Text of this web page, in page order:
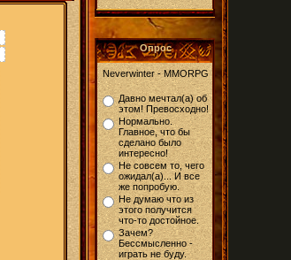
Опрос
Neverwinter - MMORPG
Давно мечтал(а) об
этом! Превосходно!
Нормально.
Главное, что бы
сделано было
интересно!
Не совсем то, чего
ожидал(а)... И все
же попробую.
Не думаю что из
этого получится
что-то достойное.
Зачем?
Бессмысленно -
играть не буду.